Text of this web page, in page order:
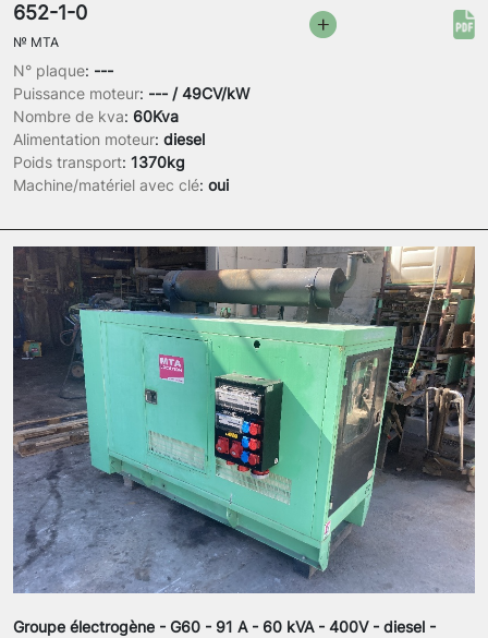
N° plaque: ---
Puissance moteur: --- / 49CV/kW
Nombre de kva: 60Kva
Alimentation moteur: diesel
Poids transport: 1370kg
Machine/matériel avec clé: oui
652-1-0
№ MTA
Groupe électrogène - G60 - 91 A - 60 kVA - 400V - diesel -